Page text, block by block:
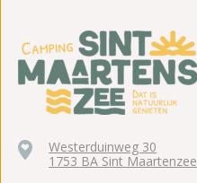
Westerduinweg 30
1753 BA Sint Maartenzee